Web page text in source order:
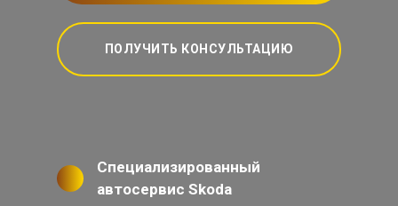
ПОЛУЧИТЬ КОНСУЛЬТАЦИЮ
Специализированный
автосервис Skoda